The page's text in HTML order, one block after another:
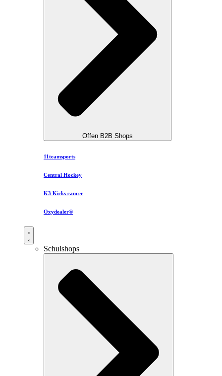
Offen B2B Shops
11teamsports
Central Hockey
K3 Kicks cancer
Oxydealer®
Schulshops